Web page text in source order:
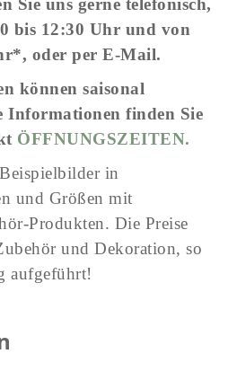
Sie uns gerne telefonisch,
bis 12:30 Uhr und von
oder per E-Mail.
können saisonal
Informationen finden Sie
ÖFFNUNGSZEITEN.
in
und Größen mit
Produkten. Die Preise
und Dekoration, so
aufgeführt!